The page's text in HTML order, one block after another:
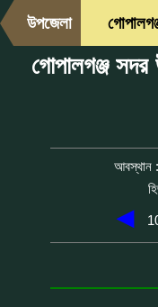
উপজেলা
গোপালগঞ্জ
◀